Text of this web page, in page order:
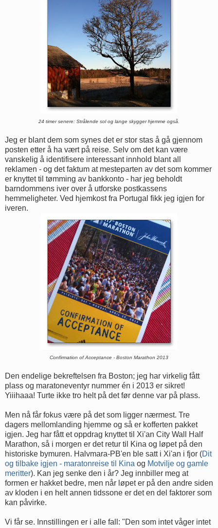
24 timer senere: Strålende sol og lange skygger hjemme også.
Jeg er blant dem som synes det er stor stas å gå gjennom
posten etter å ha vært på reise. Selv om det kan være
vanskelig å identifisere interessant innhold blant all
reklamen - og det faktum at mesteparten av det som kommer
er knyttet til tømming av bankkonto - har jeg beholdt
barndommens iver over å utforske postkassens
hemmeligheter. Ved hjemkost fra Portugal fikk jeg igjen for
iveren.
Confirmation of Acceptance - Boston Marathon 2013
Den endelige bekreftelsen fra Boston; jeg har virkelig fått
plass og maratoneventyr nummer én i 2013 er sikret!
Yiiihaaa! Turte ikke tro helt på det før denne var på plass.
Men nå får fokus være på det som ligger nærmest. Tre
dagers mellomlanding hjemme og så er kofferten pakket
igjen. Jeg har fått et oppdrag knyttet til Xi'an City Wall Half
Marathon, så i morgen er det retur til Kina og løpet på den
historiske bymuren. Halvmara-PB'en ble satt i Xi'an i fjor (Dit
og tilbake igjen - maratonreise til Kina og Motvilje og gamle
meritter). Kan jeg senke den i år? Jeg innbiller meg at
formen er hakket bedre, men når løpet er på den andre siden
av kloden i en helt annen tidssone er det en del faktorer som
kan påvirke.
Vi får se. Innstillingen er i alle fall: "Den som intet våger intet